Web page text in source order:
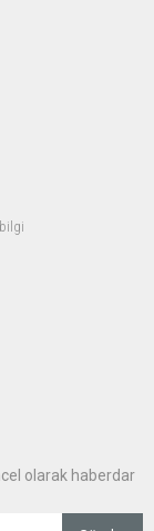
olarak haberdar